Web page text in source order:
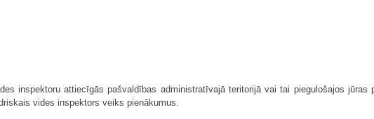
inspektoru attiecīgās pašvaldības administratīvajā teritorijā vai tai piegulošajos jūras
vides inspektors veiks pienākumus.